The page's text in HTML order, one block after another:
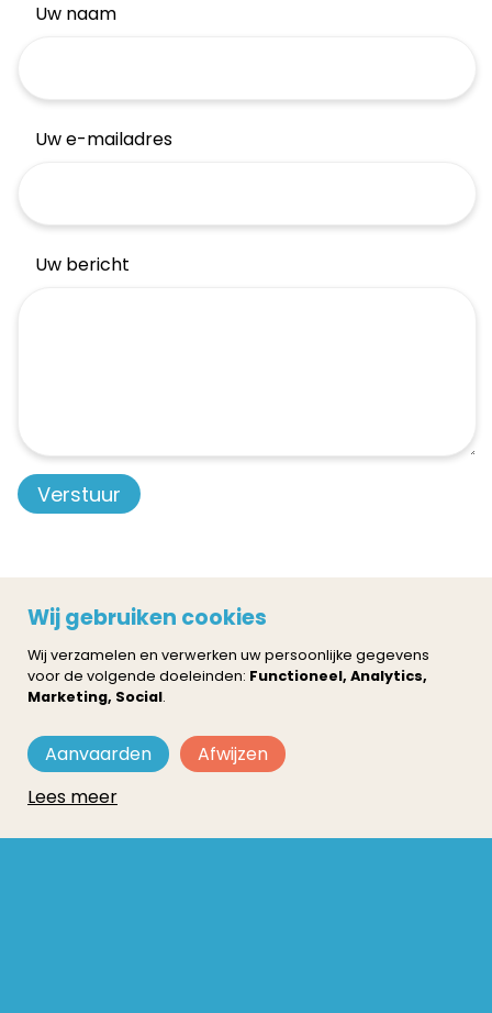
Wij gebruiken cookies
Wij verzamelen en verwerken uw persoonlijke gegevens
voor de volgende doeleinden: Functioneel, Analytics,
Marketing, Social.
Aanvaarden
Afwijzen
Lees meer
Uw naam
Uw e-mailadres
Uw bericht